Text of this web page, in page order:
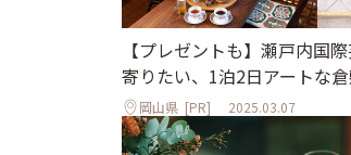
【プレゼントも】瀬戸内国
寄りたい、1泊2日アートな
岡山県 [PR] 2025.03.07